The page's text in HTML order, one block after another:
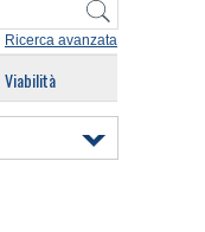
Ricerca avanzata
Viabilità